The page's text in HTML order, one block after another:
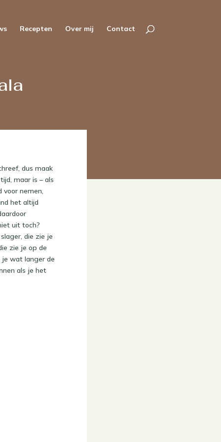
Recepten Over mij Contact
dus maak
maar is – als
voor nemen,
het altijd
uit toch?
die zie je
zie je op de
je wat langer de
als je het